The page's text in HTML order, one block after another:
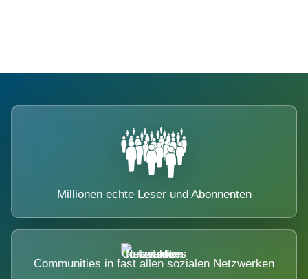
Millionen echte Leser und Abonnenten
Communities in fast allen sozialen Netzwerken